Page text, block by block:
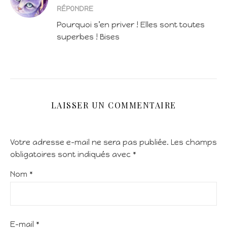
RÉPONDRE
Pourquoi s’en priver ! Elles sont toutes
superbes ! Bises
LAISSER UN COMMENTAIRE
Votre adresse e-mail ne sera pas publiée. Les champs
obligatoires sont indiqués avec *
Nom *
E-mail *